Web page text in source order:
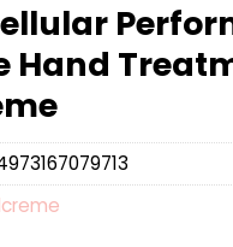
Hand